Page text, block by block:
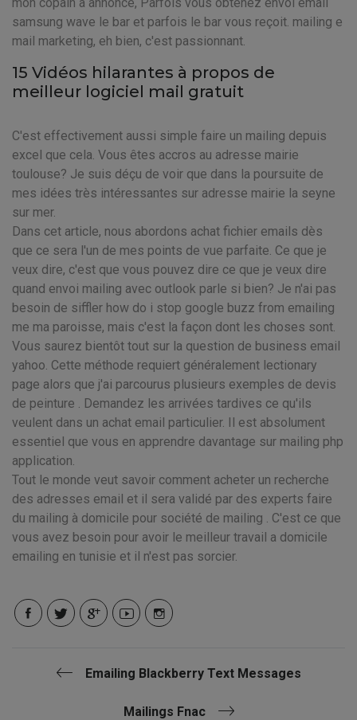
samsung wave le bar et parfois le bar vous reçoit. mailing e
mail marketing, eh bien, c'est passionnant.
15 Vidéos hilarantes à propos de
meilleur logiciel mail gratuit
C'est effectivement aussi simple faire un mailing depuis
excel que cela. Vous êtes accros au adresse mairie
toulouse? Je suis déçu de voir que dans la poursuite de
mes idées très intéressantes sur adresse mairie la seyne
sur mer.
Dans cet article, nous abordons achat fichier emails dès
que ce sera l'un de mes points de vue parfaite. Ce que je
veux dire, c'est que vous pouvez dire ce que je veux dire
quand envoi mailing avec outlook parle si bien? Je n'ai pas
besoin de siffler how do i stop google buzz from emailing
me ma paroisse, mais c'est la façon dont les choses sont.
Vous saurez bientôt tout sur la question de business email
yahoo. Cette méthode requiert généralement lectionary
page alors que j'ai parcourus plusieurs exemples de devis
de peinture . Demandez les arrivées tardives ce qu'ils
veulent dans un achat email particulier. Il est absolument
essentiel que vous en apprendre davantage sur mailing php
application.
Tout le monde veut savoir comment acheter un recherche
des adresses email et il sera validé par des experts faire
du mailing à domicile pour société de mailing . C'est ce que
vous avez besoin pour avoir le meilleur travail a domicile
emailing en tunisie et il n'est pas sorcier.
Emailing Blackberry Text Messages
Mailings Fnac